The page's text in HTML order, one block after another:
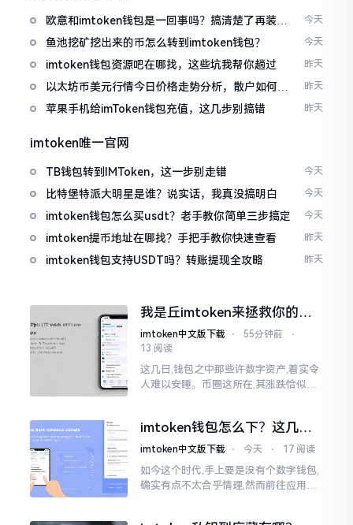
欧意和imtoken钱包是一回事吗？搞清楚了再装钱
包
今天
鱼池挖矿挖出来的币怎么转到imtoken钱包？ 今天
imtoken钱包资源吧在哪找，这些坑我帮你趟过 昨天
以太坊币美元行情今日价格走势分析，散户如何避
免追涨杀跌被套牢
昨天
苹果手机给imToken钱包充值，这几步别搞错 昨天
imtoken唯一官网
TB钱包转到IMToken，这一步别走错 今天
比特堡特派大明星是谁？说实话，我真没搞明白 今天
imtoken钱包怎么买usdt？老手教你简单三步搞定 今天
imtoken提币地址在哪找？手把手教你快速查看 昨天
imtoken钱包支持USDT吗？转账提现全攻略 昨天
我是丘imtoken来拯救你的钱
包
imtoken中文版下载 ⋅ 55分钟前
⋅
13 阅读
这几日,钱包之中那些许数字资产,着实令
人难以安睡。币圈这所在,其涨跌恰似翻
堆币
imtoken钱包怎么下？这几种
靠谱路子别走歪
imtoken中文版下载 ⋅ 今天 ⋅ 17 阅读
如今这个时代,手上要是没有个数字钱包,
确实有点不太合乎情理,然而前往应用商